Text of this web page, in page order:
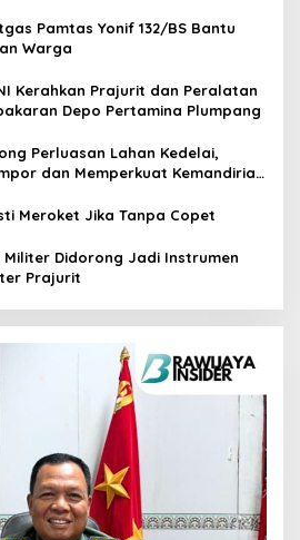
Pamtas Yonif 132/BS Bantu
Warga
Kerahkan Prajurit dan Peralatan
Depo Pertamina Plumpang
Perluasan Lahan Kedelai,
dan Memperkuat Kemandirian
Meroket Jika Tanpa Copet
Militer Didorong Jadi Instrumen
Prajurit